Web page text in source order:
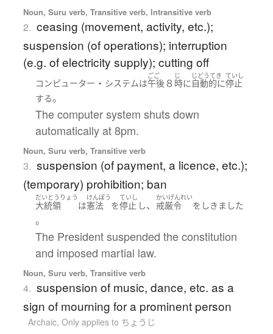
Noun, Suru verb, Transitive verb, Intransitive verb
2. ceasing (movement, activity, etc.);
suspension (of operations); interruption
(e.g. of electricity supply); cutting off
コンピューター ・ システムは
ごご
午後８
じ
時に
じどうてき
自動的に
ていし
停止
する。
The computer system shuts down
automatically at 8pm.
Noun, Suru verb, Transitive verb
3. suspension (of payment, a licence, etc.);
(temporary) prohibition; ban
だいとうりょう
大統領 は
けんぽう
憲法 を
ていし
停止 し、
かいげんれい
戒厳令 を しきました
。
The President suspended the constitution
and imposed martial law.
Noun, Suru verb, Transitive verb
4. suspension of music, dance, etc. as a
sign of mourning for a prominent person
Archaic, Only applies to ちょうじ